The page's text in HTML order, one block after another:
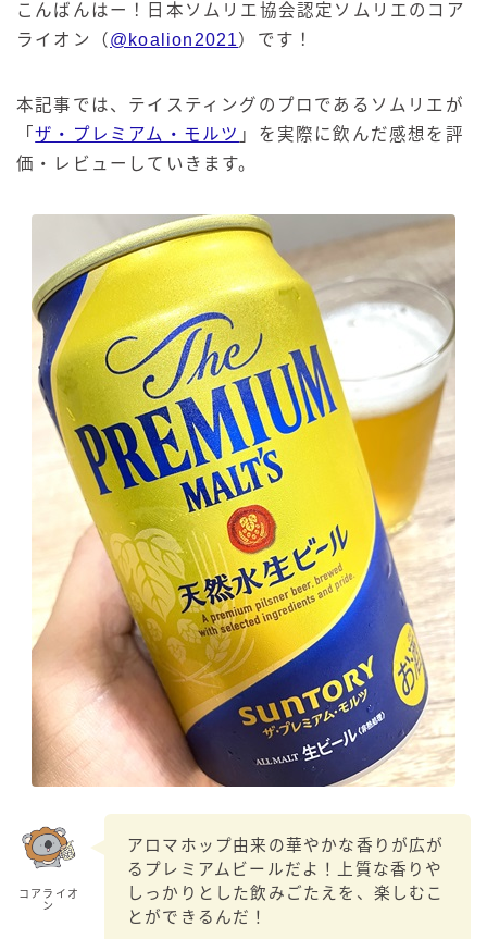
こんばんはー！日本ソムリエ協会認定ソムリエのコア
ライオン（ @koalion2021）です！
本記事では、テイスティングのプロであるソムリエが
「ザ・プレミアム・モルツ 」を実際に飲んだ感想を評
価・レビューしていきます。
コアライオ
ン
アロマホップ由来の華やかな香りが広が
るプレミアムビールだよ！上質な香りや
しっかりとした飲みごたえを、楽しむこ
とができるんだ！